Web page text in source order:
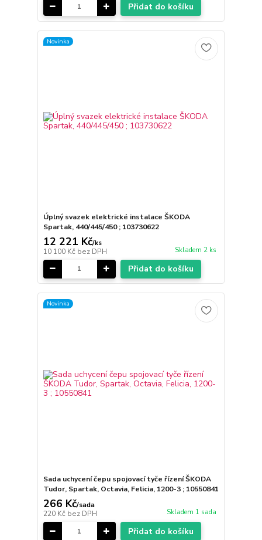
Přidat do košíku
Novinka
Úplný svazek elektrické instalace ŠKODA
Spartak, 440/445/450 ; 103730622
12 221 Kč/ks
10 100 Kč bez DPH Skladem 2 ks
Přidat do košíku
Novinka
Sada uchycení čepu spojovací tyče řízení ŠKODA
Tudor, Spartak, Octavia, Felicia, 1200-3 ; 10550841
266 Kč/sada
220 Kč bez DPH Skladem 1 sada
Přidat do košíku